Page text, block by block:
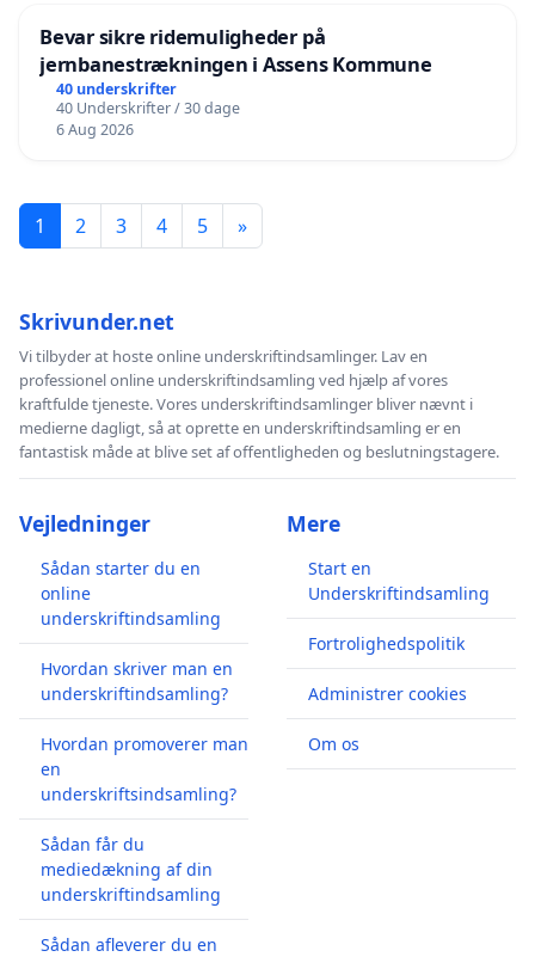
Bevar sikre ridemuligheder på
jernbanestrækningen i Assens Kommune
40 underskrifter
40 Underskrifter / 30 dage
6 Aug 2026
1 2 3 4 5 »
Skrivunder.net
Vi tilbyder at hoste online underskriftindsamlinger. Lav en
professionel online underskriftindsamling ved hjælp af vores
kraftfulde tjeneste. Vores underskriftindsamlinger bliver nævnt i
medierne dagligt, så at oprette en underskriftindsamling er en
fantastisk måde at blive set af offentligheden og beslutningstagere.
Vejledninger
Sådan starter du en
online
underskriftindsamling
Hvordan skriver man en
underskriftindsamling?
Hvordan promoverer man
en
underskriftsindsamling?
Sådan får du
mediedækning af din
underskriftindsamling
Sådan afleverer du en
Mere
Start en
Underskriftindsamling
Fortrolighedspolitik
Administrer cookies
Om os